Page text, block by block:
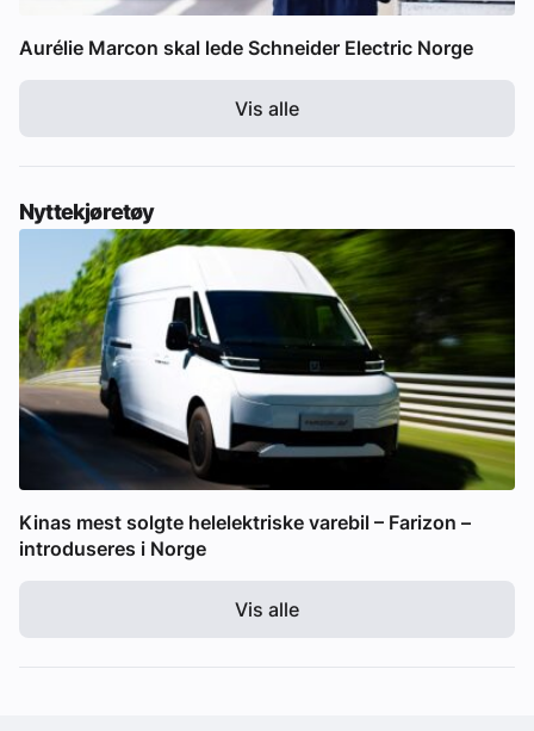
Aurélie Marcon skal lede Schneider Electric Norge
Vis alle
Nyttekjøretøy
Kinas mest solgte helelektriske varebil – Farizon –
introduseres i Norge
Vis alle